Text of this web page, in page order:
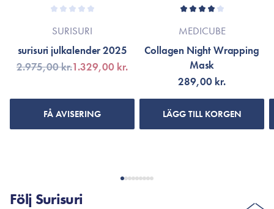
SURISURI
surisuri julkalender 2025
2.975,00 kr.1.329,00 kr.
FÅ AVISERING
MEDICUBE
Collagen Night Wrapping
Mask
289,00 kr.
LÄGG TILL KORGEN
Följ Surisuri